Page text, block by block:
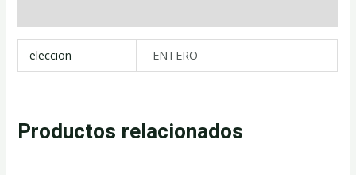
eleccion ENTERO
Productos relacionados